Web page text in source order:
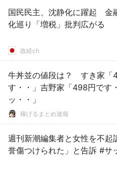
国民民主、沈静化に躍起 金
化巡り「増税」批判広がる
政経ch
牛丼並の値段は？ すき家「
す・・」吉野家「498円です
ッ・・」
稼げるまとめ速報
週刊新潮編集者と女性を不起
誉傷つけられた」と告訴 #サ